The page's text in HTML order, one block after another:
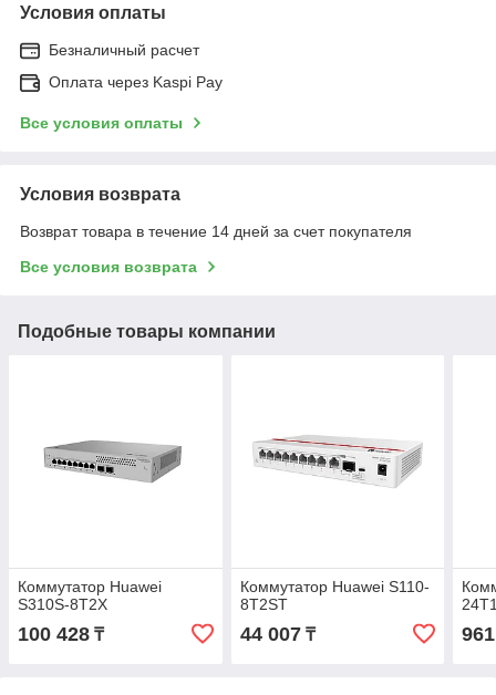
Условия оплаты
Безналичный расчет
Оплата через Kaspi Pay
Все условия оплаты
Условия возврата
Возврат товара в течение 14 дней за счет покупателя
Все условия возврата
Подобные товары компании
Коммутатор Huawei
S310S-8T2X
100 428 ₸
Коммутатор Huawei S110-
8T2ST
44 007₸